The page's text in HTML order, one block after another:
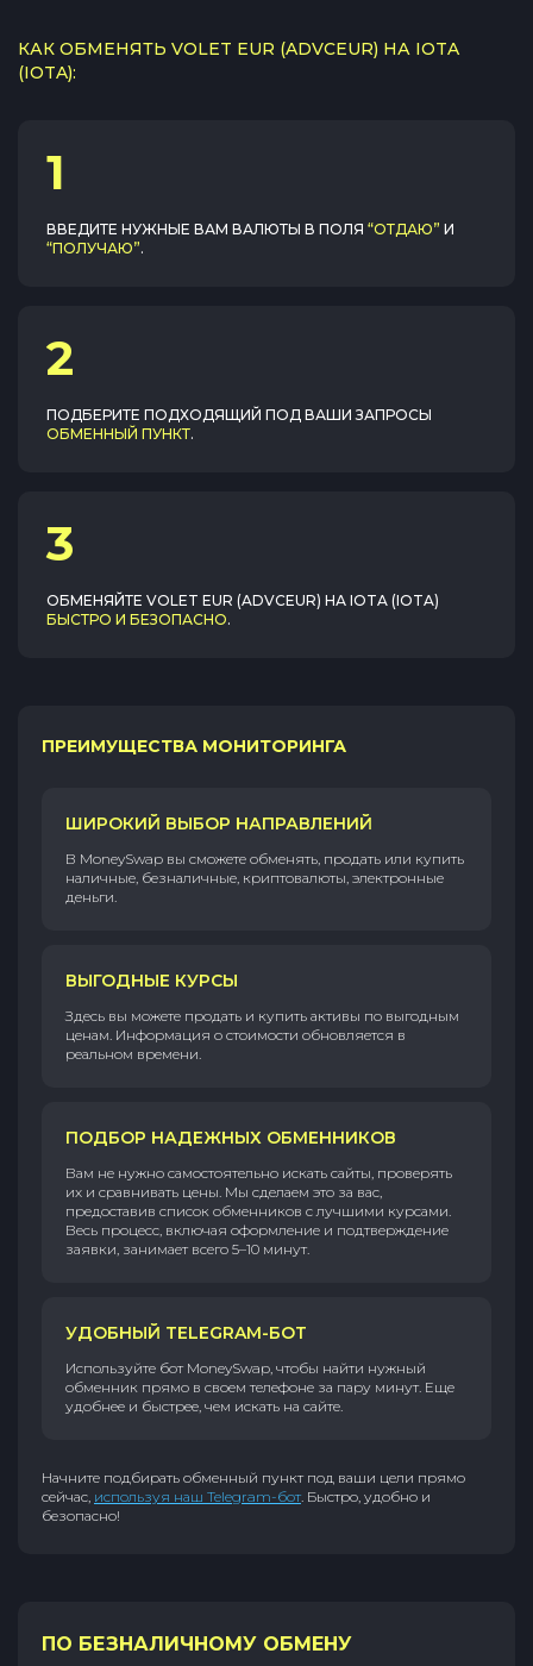
КАК ОБМЕНЯТЬ VOLET EUR (ADVCEUR) НА IOTA
(IOTA):
1
ВВЕДИТЕ НУЖНЫЕ ВАМ ВАЛЮТЫ В ПОЛЯ “ОТДАЮ” И
“ПОЛУЧАЮ”.
2
ПОДБЕРИТЕ ПОДХОДЯЩИЙ ПОД ВАШИ ЗАПРОСЫ
ОБМЕННЫЙ ПУНКТ.
3
ОБМЕНЯЙТЕ VOLET EUR (ADVCEUR) НА IOTA (IOTA)
БЫСТРО И БЕЗОПАСНО.
ПРЕИМУЩЕСТВА МОНИТОРИНГА
ШИРОКИЙ ВЫБОР НАПРАВЛЕНИЙ
В MoneySwap вы сможете обменять, продать или купить
наличные, безналичные, криптовалюты, электронные
деньги.
ВЫГОДНЫЕ КУРСЫ
Здесь вы можете продать и купить активы по выгодным
ценам. Информация о стоимости обновляется в
реальном времени.
ПОДБОР НАДЕЖНЫХ ОБМЕННИКОВ
Вам не нужно самостоятельно искать сайты, проверять
их и сравнивать цены. Мы сделаем это за вас,
предоставив список обменников с лучшими курсами.
Весь процесс, включая оформление и подтверждение
заявки, занимает всего 5–10 минут.
УДОБНЫЙ TELEGRAM-БОТ
Используйте бот MoneySwap, чтобы найти нужный
обменник прямо в своем телефоне за пару минут. Еще
удобнее и быстрее, чем искать на сайте.
Начните подбирать обменный пункт под ваши цели прямо
сейчас, используя наш Telegram-бот. Быстро, удобно и
безопасно!
ПО БЕЗНАЛИЧНОМУ ОБМЕНУ